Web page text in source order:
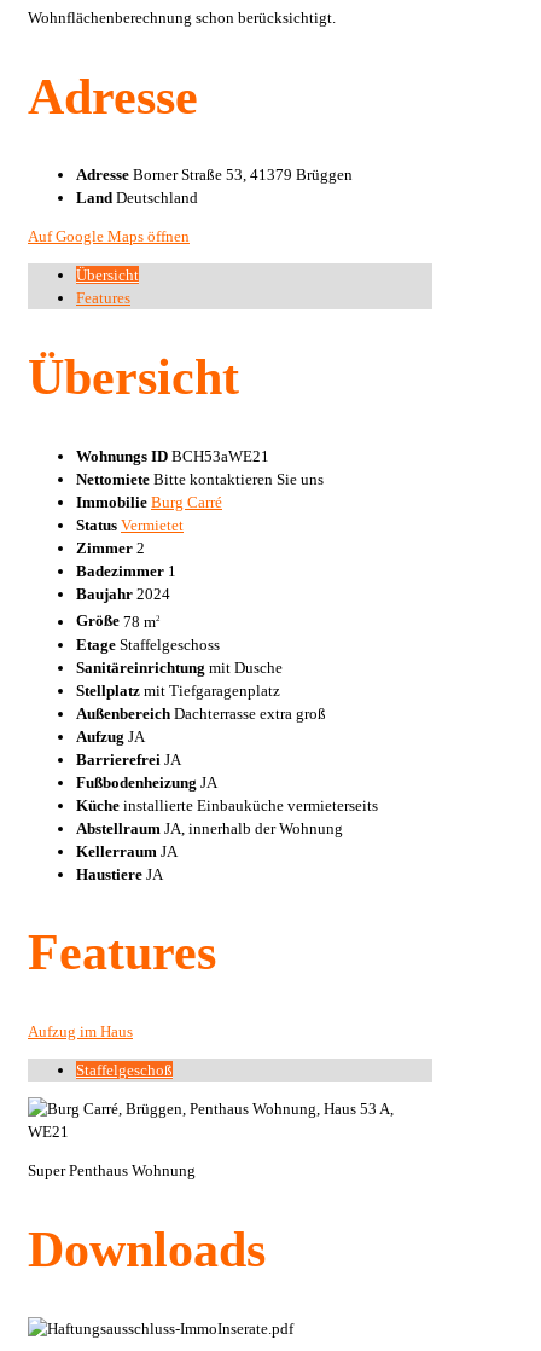
Wohnflächenberechnung schon berücksichtigt.
Adresse
Adresse Borner Straße 53, 41379 Brüggen
Land Deutschland
Auf Google Maps öffnen
Übersicht
Features
Übersicht
Wohnungs ID BCH53aWE21
Nettomiete Bitte kontaktieren Sie uns
Immobilie Burg Carré
Status Vermietet
Zimmer 2
Badezimmer 1
Baujahr 2024
Größe 78 m2
Etage Staffelgeschoss
Sanitäreinrichtung mit Dusche
Stellplatz mit Tiefgaragenplatz
Außenbereich Dachterrasse extra groß
Aufzug JA
Barrierefrei JA
Fußbodenheizung JA
Küche installierte Einbauküche vermieterseits
Abstellraum JA, innerhalb der Wohnung
Kellerraum JA
Haustiere JA
Features
Aufzug im Haus
Staffelgeschoß
Super Penthaus Wohnung
Downloads